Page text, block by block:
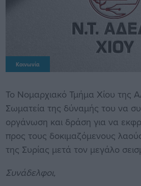
Κοινωνία
Το Νομαρχιακό Τμήμα Χίου της
Σωματεία της δύναμής του να
οργάνωση και δράση για να
προς τους δοκιμαζόμενους
της Συρίας μετά τον μεγάλο
Συνάδελφοι,